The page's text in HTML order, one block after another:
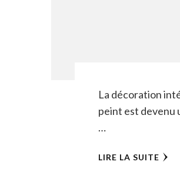
La décoration
peint est devenu
…
LIRE LA SUITE